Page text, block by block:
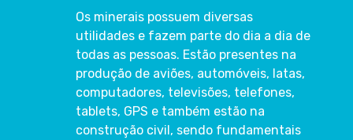
Os minerais possuem diversas
utilidades e fazem parte do dia a dia de
todas as pessoas. Estão presentes na
produção de aviões, automóveis, latas,
computadores, televisões, telefones,
tablets, GPS e também estão na
construção civil, sendo fundamentais